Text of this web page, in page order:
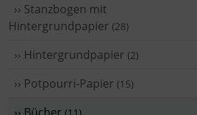
›› Stanzbogen mit
Hintergrundpapier (28)
›› Hintergrundpapier (2)
›› Potpourri-Papier (15)